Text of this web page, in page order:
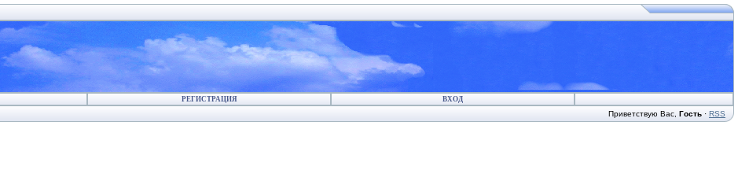
РЕГИСТРАЦИЯ ВХОД
Приветствую Вас Гость · RSS